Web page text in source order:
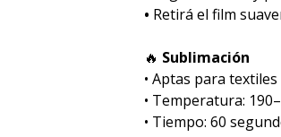
• Retirá el film
🔥 Sublimación
•⁠ ⁠Aptas para
•⁠ ⁠Temperatura:
•⁠ ⁠Tiempo: 60